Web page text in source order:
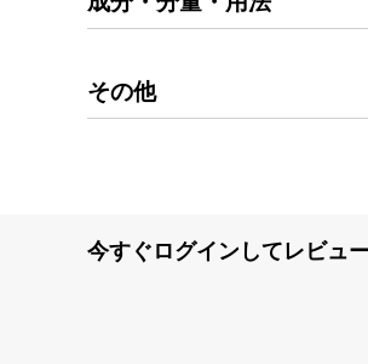
その他
今すぐログインしてレビュ